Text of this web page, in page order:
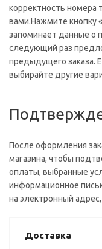
корректность номера
вами.Нажмите кнопку
запоминает данные о
следующий раз
предыдущего заказа.
выбирайте другие
После оформления
магазина, чтобы
оплаты, выбранные
информационное
на электронный
Доставка